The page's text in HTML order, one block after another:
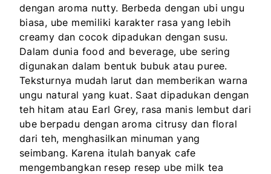
dengan aroma nutty. Berbeda dengan ubi ungu
biasa, ube memiliki karakter rasa yang lebih
creamy dan cocok dipadukan dengan susu.
Dalam dunia food and beverage, ube sering
digunakan dalam bentuk bubuk atau puree.
Teksturnya mudah larut dan memberikan warna
ungu natural yang kuat. Saat dipadukan dengan
teh hitam atau Earl Grey, rasa manis lembut dari
ube berpadu dengan aroma citrusy dan floral
dari teh, menghasilkan minuman yang
seimbang. Karena itulah banyak cafe
mengembangkan resep resep ube milk tea